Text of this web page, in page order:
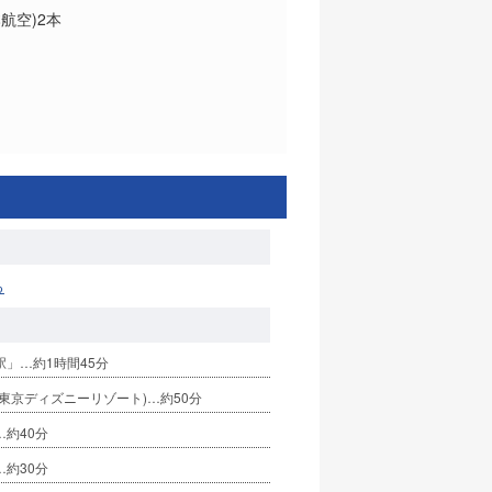
空)2本
」…約1時間45分
京ディズニーリゾート)…約50分
約40分
約30分